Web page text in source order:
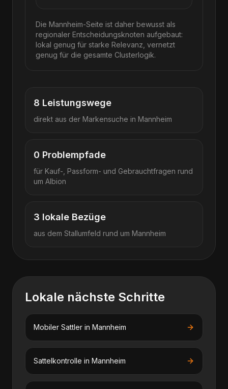
Die Mannheim-Seite ist daher bewusst als
regionaler Entscheidungsknoten aufgebaut:
lokal genug für starke Relevanz, vernetzt
genug für die gesamte Clusterlogik.
8 Leistungswege
direkt aus der Markensuche in Mannheim
0 Problempfade
für Kauf-, Passform- und Gebrauchtfragen rund
um Albion
3 lokale Bezüge
aus dem Stallumfeld rund um Mannheim
Lokale nächste Schritte
Mobiler Sattler in Mannheim
Sattelkontrolle in Mannheim